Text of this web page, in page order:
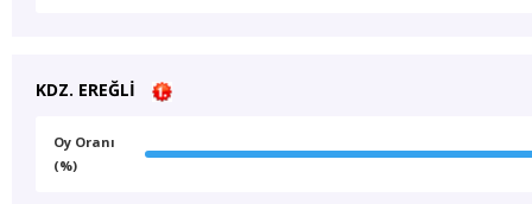
KDZ. EREĞLİ
Oy Oranı
(%)